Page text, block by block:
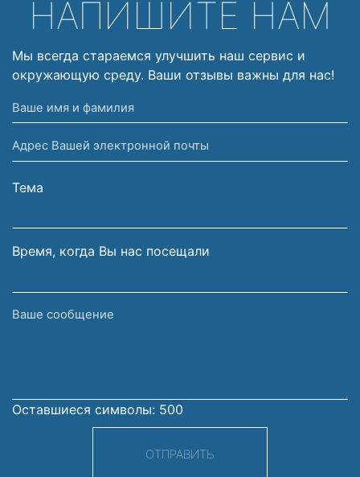
НАПИШИТЕ НАМ
Мы всегда стараемся улучшить наш сервис и
окружающую среду. Ваши отзывы важны для нас!
Ваше
имя
и
фамилия
Адрес
Вашей
электронной
Тема
Время, когда Вы нас посещали
Ваше
Оставшиеся символы: 500
ОТПРАВИТЬ